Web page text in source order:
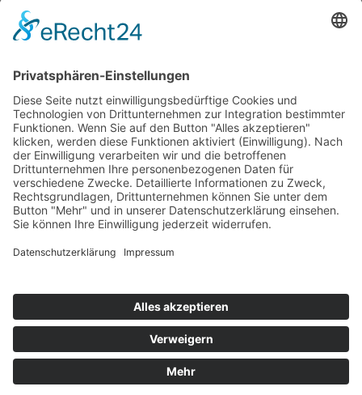
Kundenbereich
Update-Service
Impressum
Login
Corona-Virus-Krise trifft die
Arbeitskräfte-Verleiher schwer
Die Coronakrise trifft die Verleiher schwer. Viele Unternehmen aus
der Branche versuchen ihr Personal aufgrund der deutlichen
Rückgänge durch Kurzarbeit zu halten, damit nach der Krise wieder
durchgestartet werden kann.
Impressum
© 2025 Unternehmens­beratung für Personal­dienstleister |
Aktenprüfung & Revision, Beratung, Controlling | Berater der